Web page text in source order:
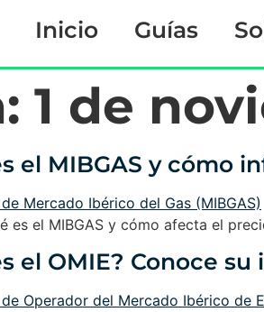
Inicio Guías
1 de
el MIBGAS y cómo
es el MIBGAS y cómo afecta el
el OMIE? Conoce